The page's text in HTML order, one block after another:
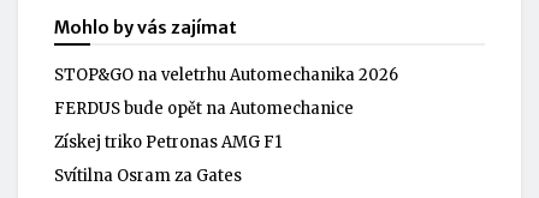
Mohlo by vás zajímat
STOP&GO na veletrhu Automechanika 2026
FERDUS bude opět na Automechanice
Získej triko Petronas AMG F1
Svítilna Osram za Gates